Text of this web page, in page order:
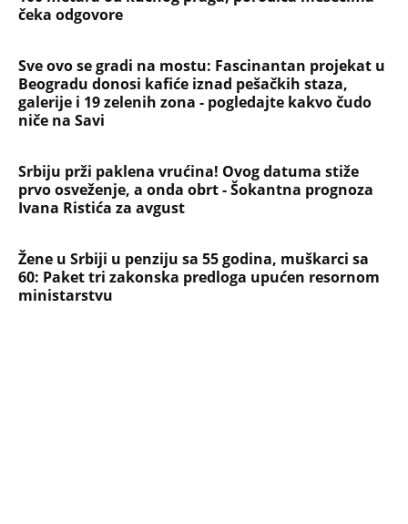
čeka odgovore
Sve ovo se gradi na mostu: Fascinantan projekat u
Beogradu donosi kafiće iznad pešačkih staza,
galerije i 19 zelenih zona - pogledajte kakvo čudo
niče na Savi
Srbiju prži paklena vrućina! Ovog datuma stiže
prvo osveženje, a onda obrt - Šokantna prognoza
Ivana Ristića za avgust
Žene u Srbiji u penziju sa 55 godina, muškarci sa
60: Paket tri zakonska predloga upućen resornom
ministarstvu